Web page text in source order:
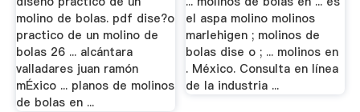
molino de bolas. pdf dise?o
practico de un molino de
bolas 26 ... alcántara
valladares juan ramón
mÉxico ... planos de molinos
de bolas en ...
el aspa molino molinos
marlehigen ; molinos de
bolas dise o ; ... molinos en
. México. Consulta en línea
de la industria ...